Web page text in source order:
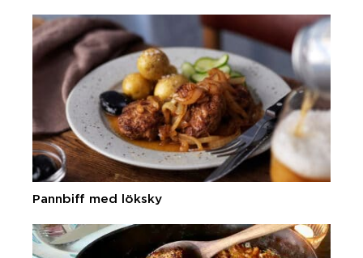
Pannbiff med löksky